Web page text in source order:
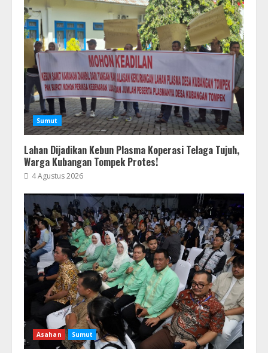
Sumut
Lahan Dijadikan Kebun Plasma Koperasi Telaga Tujuh,
Warga Kubangan Tompek Protes!
4 Agustus 2026
Asahan Sumut